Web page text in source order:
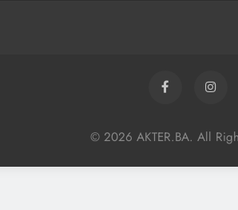
© 2026 AKTER.BA. All